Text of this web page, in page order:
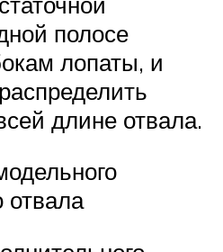
полосе
лопаты, и
длине отвала.
отвала